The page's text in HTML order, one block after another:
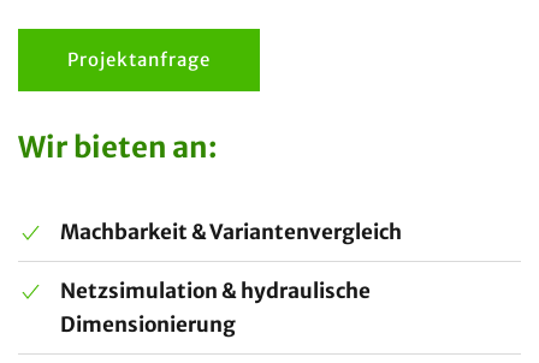
Projektanfrage
Wir bieten an:
Machbarkeit & Variantenvergleich
Netzsimulation & hydraulische
Dimensionierung